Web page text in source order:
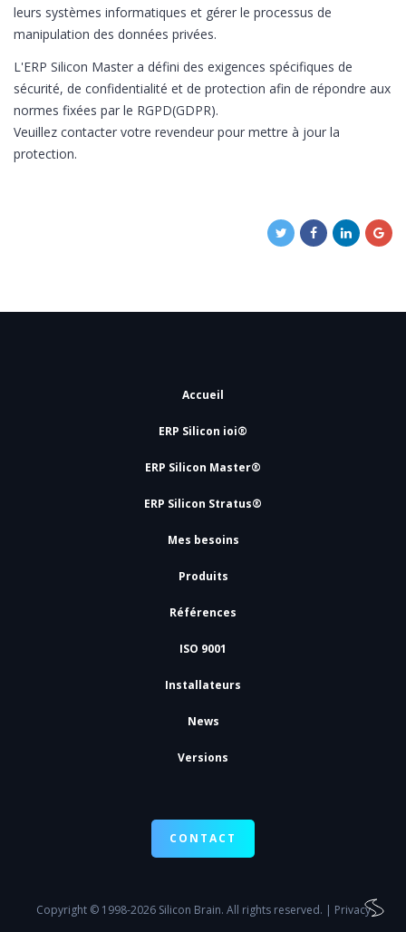
leurs systèmes informatiques et gérer le processus de
manipulation des données privées.
L'ERP Silicon Master a défini des exigences spécifiques de
sécurité, de confidentialité et de protection afin de répondre aux
normes fixées par le RGPD(GDPR).
Veuillez contacter votre revendeur pour mettre à jour la
protection.
Accueil
ERP Silicon ioi®
ERP Silicon Master®
ERP Silicon Stratus®
Mes besoins
Produits
Références
ISO 9001
Installateurs
News
Versions
CONTACT
Copyright© 1998-2026 Silicon Brain. All rights reserved. | Privacy